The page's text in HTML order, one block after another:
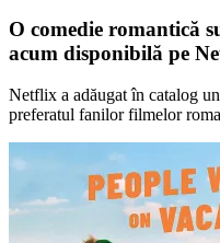
O comedie romantică
acum disponibilă pe
Netflix a adăugat în catalog
preferatul fanilor filmelor